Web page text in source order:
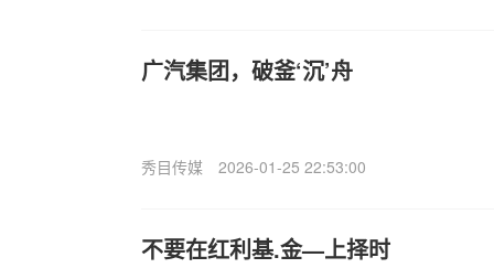
广汽集团，破釜‘沉’舟
秀目传媒 2026-01-25 22:53:00
不要在红利基.金—上择时